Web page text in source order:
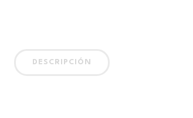
DESCRIPCIÓN